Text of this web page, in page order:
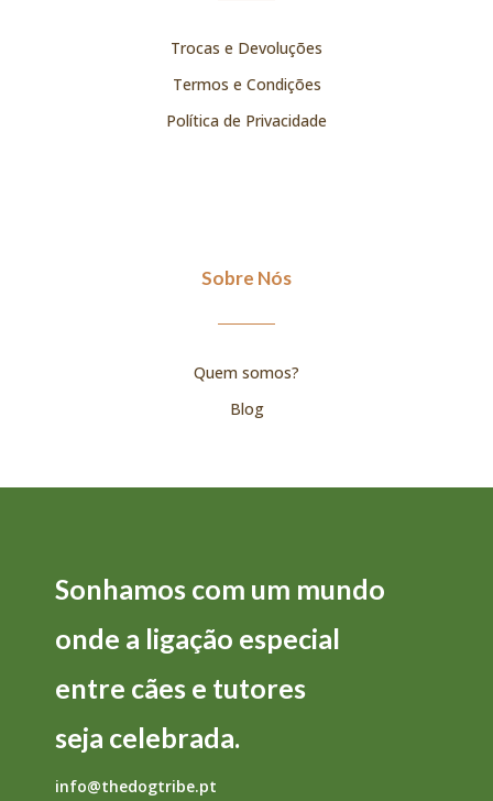
Trocas e Devoluções
Termos e Condições
Política de Privacidade
Sobre Nós
Quem somos?
Blog
Sonhamos com um mundo
onde a ligação especial
entre cães e tutores
seja celebrada.
info@thedogtribe.pt